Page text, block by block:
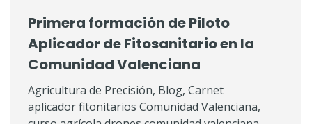
Primera formación de Piloto
Aplicador de Fitosanitario en la
Comunidad Valenciana
Agricultura de Precisión, Blog, Carnet
aplicador fitonitarios Comunidad Valenciana,